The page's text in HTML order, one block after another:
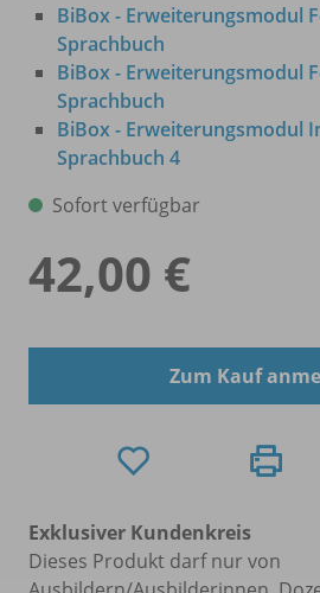
BiBox - Erweiterungsmodul
Sprachbuch
BiBox - Erweiterungsmodul
Sprachbuch
BiBox - Erweiterungsmodul
Sprachbuch 4
Sofort verfügbar
42,00 €
Zum Kauf
Exklusiver Kundenkreis
Dieses Produkt darf nur von